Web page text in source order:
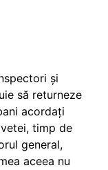
și
să returneze
acordați
timp de
general,
aceea nu